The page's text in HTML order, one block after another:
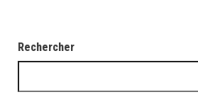
Rechercher